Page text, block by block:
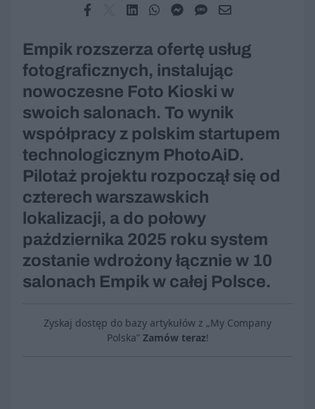
Empik rozszerza ofertę usług
fotograficznych, instalując
nowoczesne Foto Kioski w
swoich salonach. To wynik
współpracy z polskim startupem
technologicznym PhotoAiD.
Pilotaż projektu rozpoczął się od
czterech warszawskich
lokalizacji, a do połowy
października 2025 roku system
zostanie wdrożony łącznie w 10
salonach Empik w całej Polsce.
Zyskaj dostęp do bazy artykułów z „My Company
Polska” Zamów teraz!